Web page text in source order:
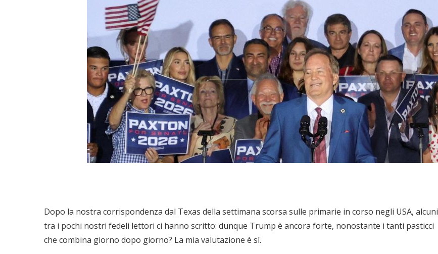
Dopo la nostra corrispondenza dal Texas della settimana scorsa sulle primarie in corso negli USA, alcuni
tra i pochi nostri fedeli lettori ci hanno scritto: dunque Trump è ancora forte, nonostante i tanti pasticci
che combina giorno dopo giorno? La mia valutazione è sì.